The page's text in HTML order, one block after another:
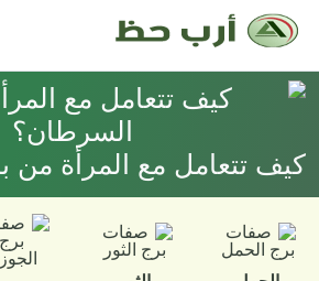
كيف تتعامل مع المرأة